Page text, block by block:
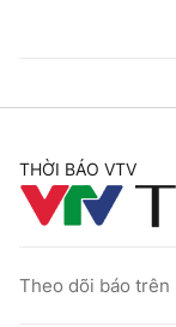
THỜI BÁO VTV
Theo dõi báo trên